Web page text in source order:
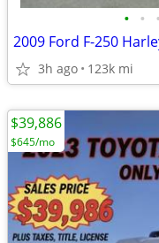
• • •
2009 Ford F-250
3h ago 123k mi
$39,886
$645/mo